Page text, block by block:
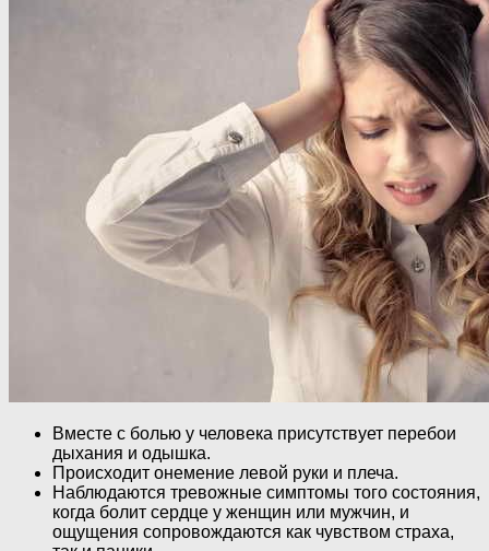
Вместе с болью у человека присутствует перебои
дыхания и одышка.
Происходит онемение левой руки и плеча.
Наблюдаются тревожные симптомы того состояния,
когда болит сердце у женщин или мужчин, и
ощущения сопровождаются как чувством страха,